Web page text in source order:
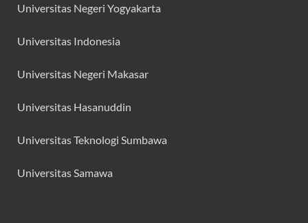
Universitas Negeri Yogyakarta
Universitas Indonesia
Universitas Negeri Makasar
Universitas Hasanuddin
Universitas Teknologi Sumbawa
Universitas Samawa